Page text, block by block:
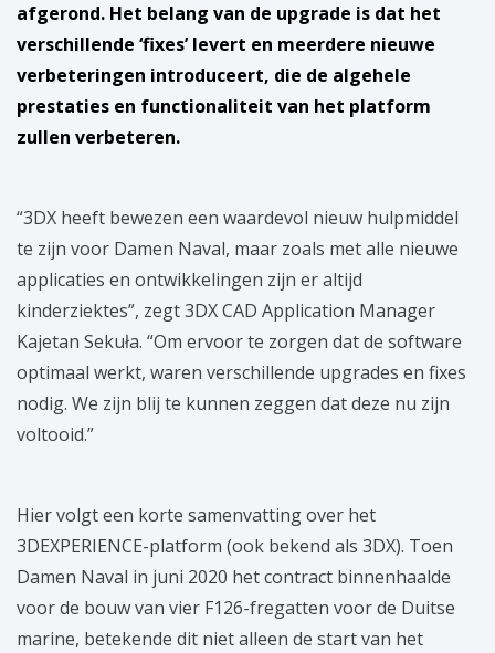
afgerond. Het belang van de upgrade is dat het
verschillende ‘fixes’ levert en meerdere nieuwe
verbeteringen introduceert, die de algehele
prestaties en functionaliteit van het platform
zullen verbeteren.
“3DX heeft bewezen een waardevol nieuw hulpmiddel
te zijn voor Damen Naval, maar zoals met alle nieuwe
applicaties en ontwikkelingen zijn er altijd
kinderziektes”, zegt 3DX CAD Application Manager
Kajetan Sekuła. “Om ervoor te zorgen dat de software
optimaal werkt, waren verschillende upgrades en fixes
nodig. We zijn blij te kunnen zeggen dat deze nu zijn
voltooid.”
Hier volgt een korte samenvatting over het
3DEXPERIENCE-platform (ook bekend als 3DX). Toen
Damen Naval in juni 2020 het contract binnenhaalde
voor de bouw van vier F126-fregatten voor de Duitse
marine, betekende dit niet alleen de start van het